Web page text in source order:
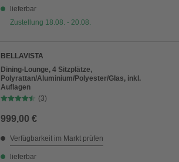
lieferbar
Zustellung 18.08. - 20.08.
BELLAVISTA
Dining-Lounge, 4 Sitzplätze,
Polyrattan/Aluminium/Polyester/Glas, inkl.
Auflagen
(3)
999,00 €
Verfügbarkeit im Markt prüfen
lieferbar